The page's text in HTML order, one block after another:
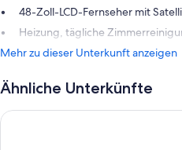
48-Zoll-LCD-Fernseher mit
Heizung, tägliche
Mehr zu dieser Unterkunft anzeigen
Ähnliche Unterkünfte
Hotel Döllnsee-Schorfheide